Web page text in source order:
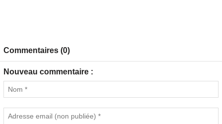
Commentaires (0)
Nouveau commentaire :